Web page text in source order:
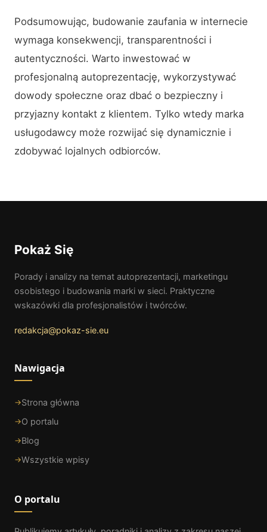
Podsumowując, budowanie zaufania w internecie
wymaga konsekwencji, transparentności i
autentyczności. Warto inwestować w
profesjonalną autoprezentację, wykorzystywać
dowody społeczne oraz dbać o bezpieczny i
przyjazny kontakt z klientem. Tylko wtedy marka
usługodawcy może rozwijać się dynamicznie i
zdobywać lojalnych odbiorców.
Pokaż Się
Porady i analizy na temat autoprezentacji, marketingu
osobistego i budowania marki w sieci. Praktyczne
wskazówki dla profesjonalistów i twórców.
redakcja@pokaz-sie.eu
Nawigacja
Strona główna
O portalu
Blog
Wszystkie wpisy
O portalu